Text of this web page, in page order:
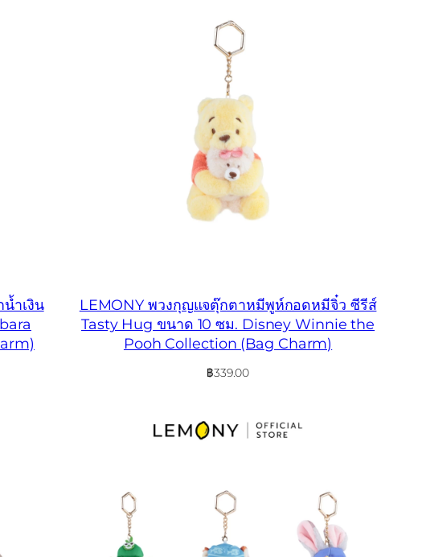
ำเงิน
LEMONY พวงกุญแจตุ๊กตาหมีพูห์กอดหมีจิ๋ว ซีรีส์
Tasty Hug ขนาด 10 ซม. Disney Winnie the
Pooh Collection (Bag Charm)
฿339.00